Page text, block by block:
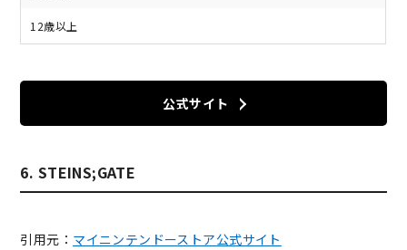
12歳以上
公式サイト
6. STEINS;GATE
引用元： マイニンテンドーストア公式サイト